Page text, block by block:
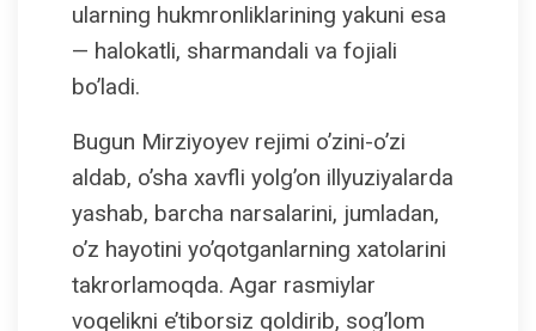
ularning hukmronliklarining yakuni esa
— halokatli, sharmandali va fojiali
bo’ladi.
Bugun Mirziyoyev rejimi o’zini-o’zi
aldab, o’sha xavfli yolg’on illyuziyalarda
yashab, barcha narsalarini, jumladan,
o’z hayotini yo’qotganlarning xatolarini
takrorlamoqda. Agar rasmiylar
voqelikni e’tiborsiz qoldirib, sog’lom